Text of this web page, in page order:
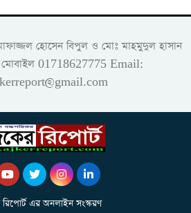
হোসেন বিপুল ও মোঃ মাহমুদুল হাসান
মোবাইল 01718627775 Email:
এর অনলাইন সংস্করণ